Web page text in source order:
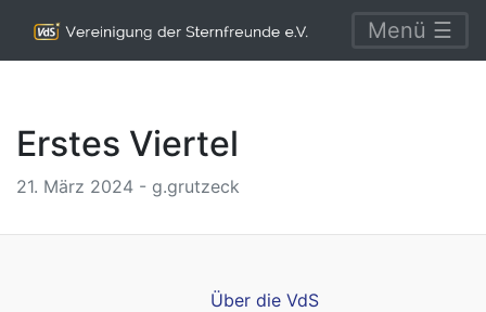
Menü ☰
Erstes Viertel
21. März 2024 - g.grutzeck
Über die VdS